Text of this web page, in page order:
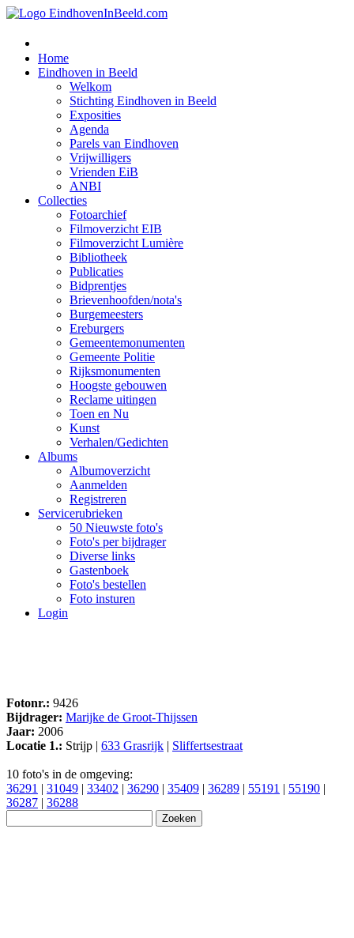
Home
Eindhoven in Beeld
Welkom
Stichting Eindhoven in Beeld
Exposities
Agenda
Parels van Eindhoven
Vrijwilligers
Vrienden EiB
ANBI
Collecties
Fotoarchief
Filmoverzicht EIB
Filmoverzicht Lumière
Bibliotheek
Publicaties
Bidprentjes
Brievenhoofden/nota's
Burgemeesters
Ereburgers
Gemeentemonumenten
Gemeente Politie
Rijksmonumenten
Hoogste gebouwen
Reclame uitingen
Toen en Nu
Kunst
Verhalen/Gedichten
Albums
Albumoverzicht
Aanmelden
Registreren
Servicerubrieken
50 Nieuwste foto's
Foto's per bijdrager
Diverse links
Gastenboek
Foto's bestellen
Foto insturen
Login
Fotonr.: 9426
Bijdrager: Marijke de Groot-Thijssen
Jaar: 2006
Locatie 1.: Strijp | 633 Grasrijk | Sliffertsestraat
10 foto's in de omgeving:
36291 | 31049 | 33402 | 36290 | 35409 | 36289 | 55191 | 55190 |
36287 | 36288